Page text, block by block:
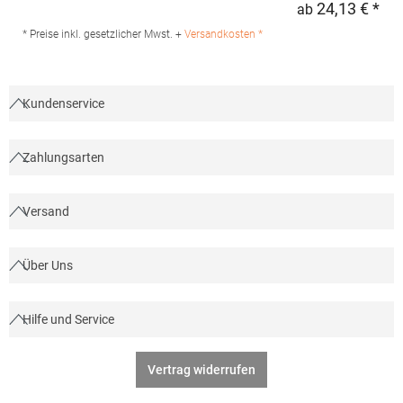
Produktsicherheit: Herst.-Nr.: 02887Hersteller: SOLO INVEST 92
ab 24,13 € *
* Preise inkl. gesetzlicher Mwst. + Versandkosten *
Kundenservice
Zahlungsarten
Versand
Über Uns
Hilfe und Service
Vertrag widerrufen